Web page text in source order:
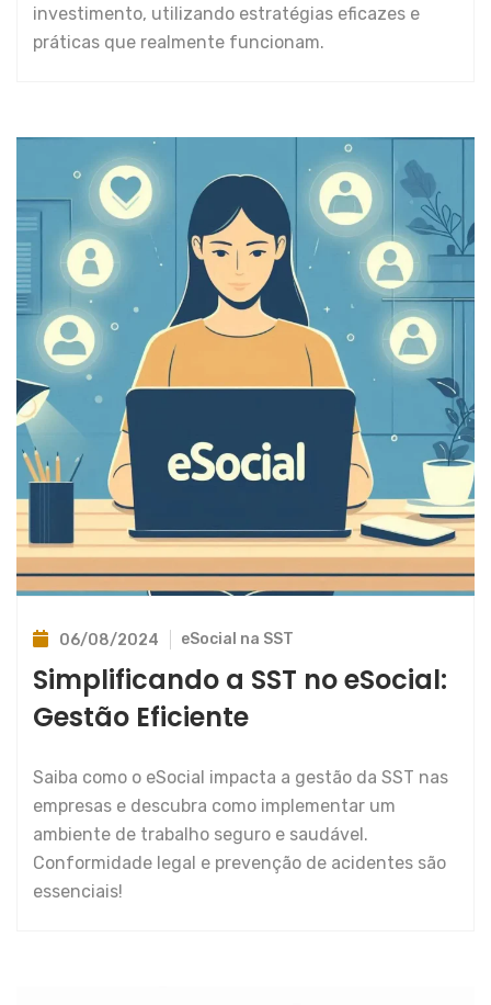
investimento, utilizando estratégias eficazes e
práticas que realmente funcionam.
06/08/2024 eSocial na SST
Simplificando a SST no eSocial:
Gestão Eficiente
Saiba como o eSocial impacta a gestão da SST nas
empresas e descubra como implementar um
ambiente de trabalho seguro e saudável.
Conformidade legal e prevenção de acidentes são
essenciais!